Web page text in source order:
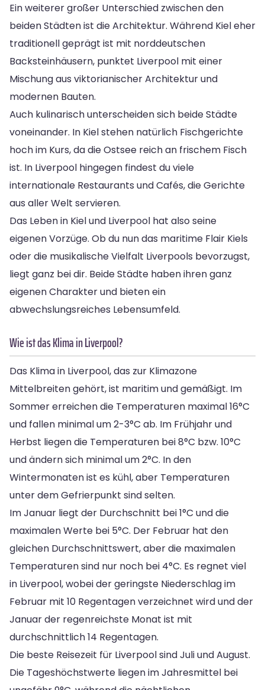
Ein weiterer großer Unterschied zwischen den
beiden Städten ist die Architektur. Während Kiel eher
traditionell geprägt ist mit norddeutschen
Backsteinhäusern, punktet Liverpool mit einer
Mischung aus viktorianischer Architektur und
modernen Bauten.
Auch kulinarisch unterscheiden sich beide Städte
voneinander. In Kiel stehen natürlich Fischgerichte
hoch im Kurs, da die Ostsee reich an frischem Fisch
ist. In Liverpool hingegen findest du viele
internationale Restaurants und Cafés, die Gerichte
aus aller Welt servieren.
Das Leben in Kiel und Liverpool hat also seine
eigenen Vorzüge. Ob du nun das maritime Flair Kiels
oder die musikalische Vielfalt Liverpools bevorzugst,
liegt ganz bei dir. Beide Städte haben ihren ganz
eigenen Charakter und bieten ein
abwechslungsreiches Lebensumfeld.
Wie ist das Klima in Liverpool?
Das Klima in Liverpool, das zur Klimazone
Mittelbreiten gehört, ist maritim und gemäßigt. Im
Sommer erreichen die Temperaturen maximal 16°C
und fallen minimal um 2-3°C ab. Im Frühjahr und
Herbst liegen die Temperaturen bei 8°C bzw. 10°C
und ändern sich minimal um 2°C. In den
Wintermonaten ist es kühl, aber Temperaturen
unter dem Gefrierpunkt sind selten.
Im Januar liegt der Durchschnitt bei 1°C und die
maximalen Werte bei 5°C. Der Februar hat den
gleichen Durchschnittswert, aber die maximalen
Temperaturen sind nur noch bei 4°C. Es regnet viel
in Liverpool, wobei der geringste Niederschlag im
Februar mit 10 Regentagen verzeichnet wird und der
Januar der regenreichste Monat ist mit
durchschnittlich 14 Regentagen.
Die beste Reisezeit für Liverpool sind Juli und August.
Die Tageshöchstwerte liegen im Jahresmittel bei